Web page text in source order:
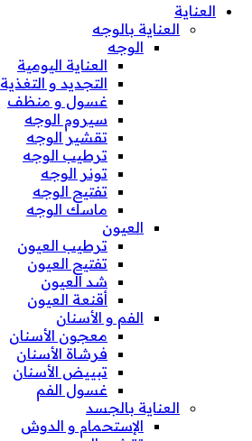
العناية
العناية بالوجه
الوجه
العناية اليومية
التجديد و التغذية
غسول و منظف
سيروم الوجه
تقشير الوجه
ترطيب الوجه
تونر الوجه
تفتيح الوجه
ماسك الوجه
العيون
ترطيب العيون
تفتيح العيون
شد العيون
أقنعة العيون
الفم و الأسنان
معجون الأسنان
فرشاة الأسنان
تبييض الأسنان
غسول الفم
العناية بالجسد
الإستحمام و الدوش